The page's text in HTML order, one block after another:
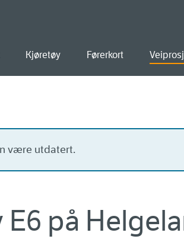
Kjøretøy Førerkort
være utdatert.
på